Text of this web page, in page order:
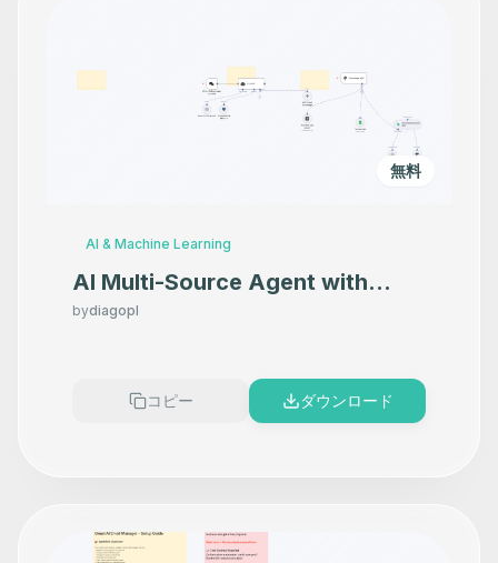
無料
AI & Machine Learning
AI Multi-Source Agent with
GPT-4, Perplexity Search,
bydiagopl
コピー ダウンロード